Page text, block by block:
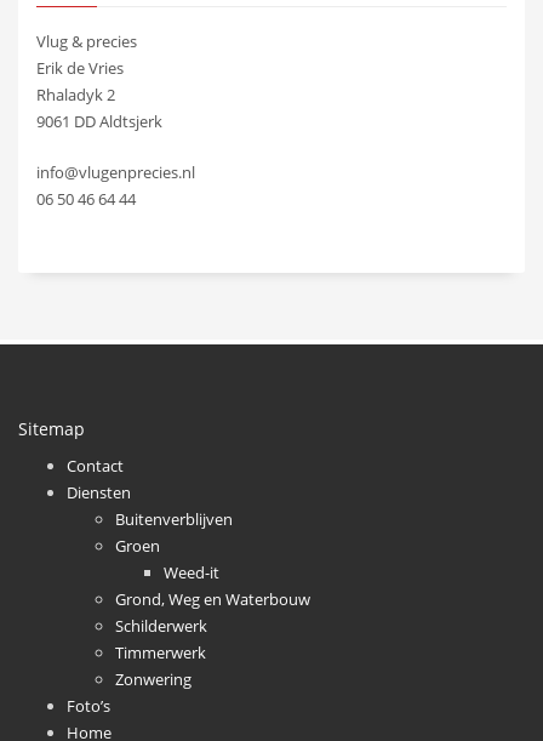
Vlug & precies
Erik de Vries
Rhaladyk 2
9061 DD Aldtsjerk
info@vlugenprecies.nl
06 50 46 64 44
Sitemap
Contact
Diensten
Buitenverblijven
Groen
Weed-it
Grond, Weg en Waterbouw
Schilderwerk
Timmerwerk
Zonwering
Foto’s
Home